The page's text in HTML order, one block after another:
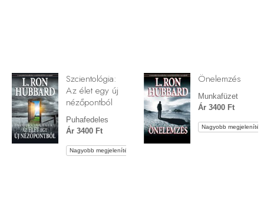
Szcientológia:
Az élet egy új
nézőpontból
Puhafedeles
Ár 3400 Ft
Nagyobb megjelenítés
Önelemzés
Munkafüzet
Ár 3400 Ft
Nagyobb megjelenítés